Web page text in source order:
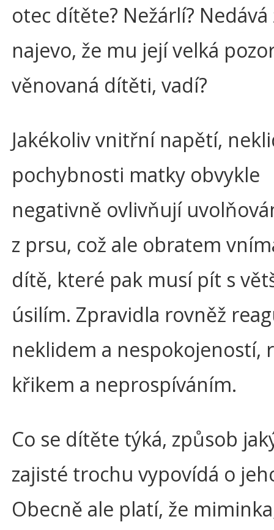
otec dítěte? Nežárlí? Nedává
najevo, že mu její velká
věnovaná dítěti, vadí?
Jakékoliv vnitřní napětí,
pochybnosti matky obvykle
negativně ovlivňují
z prsu, což ale obratem
dítě, které pak musí pít s
úsilím. Zpravidla rovněž
neklidem a nespokojeností,
křikem a neprospíváním.
Co se dítěte týká, způsob
zajisté trochu vypovídá o
Obecně ale platí, že